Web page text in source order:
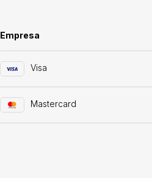
Empresa
Visa
Mastercard